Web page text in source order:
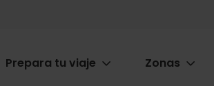
Main
Prepara tu viaje Zonas